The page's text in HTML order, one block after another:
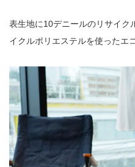
表生地に10デニールのリサイク
イクルポリエステルを使ったエ